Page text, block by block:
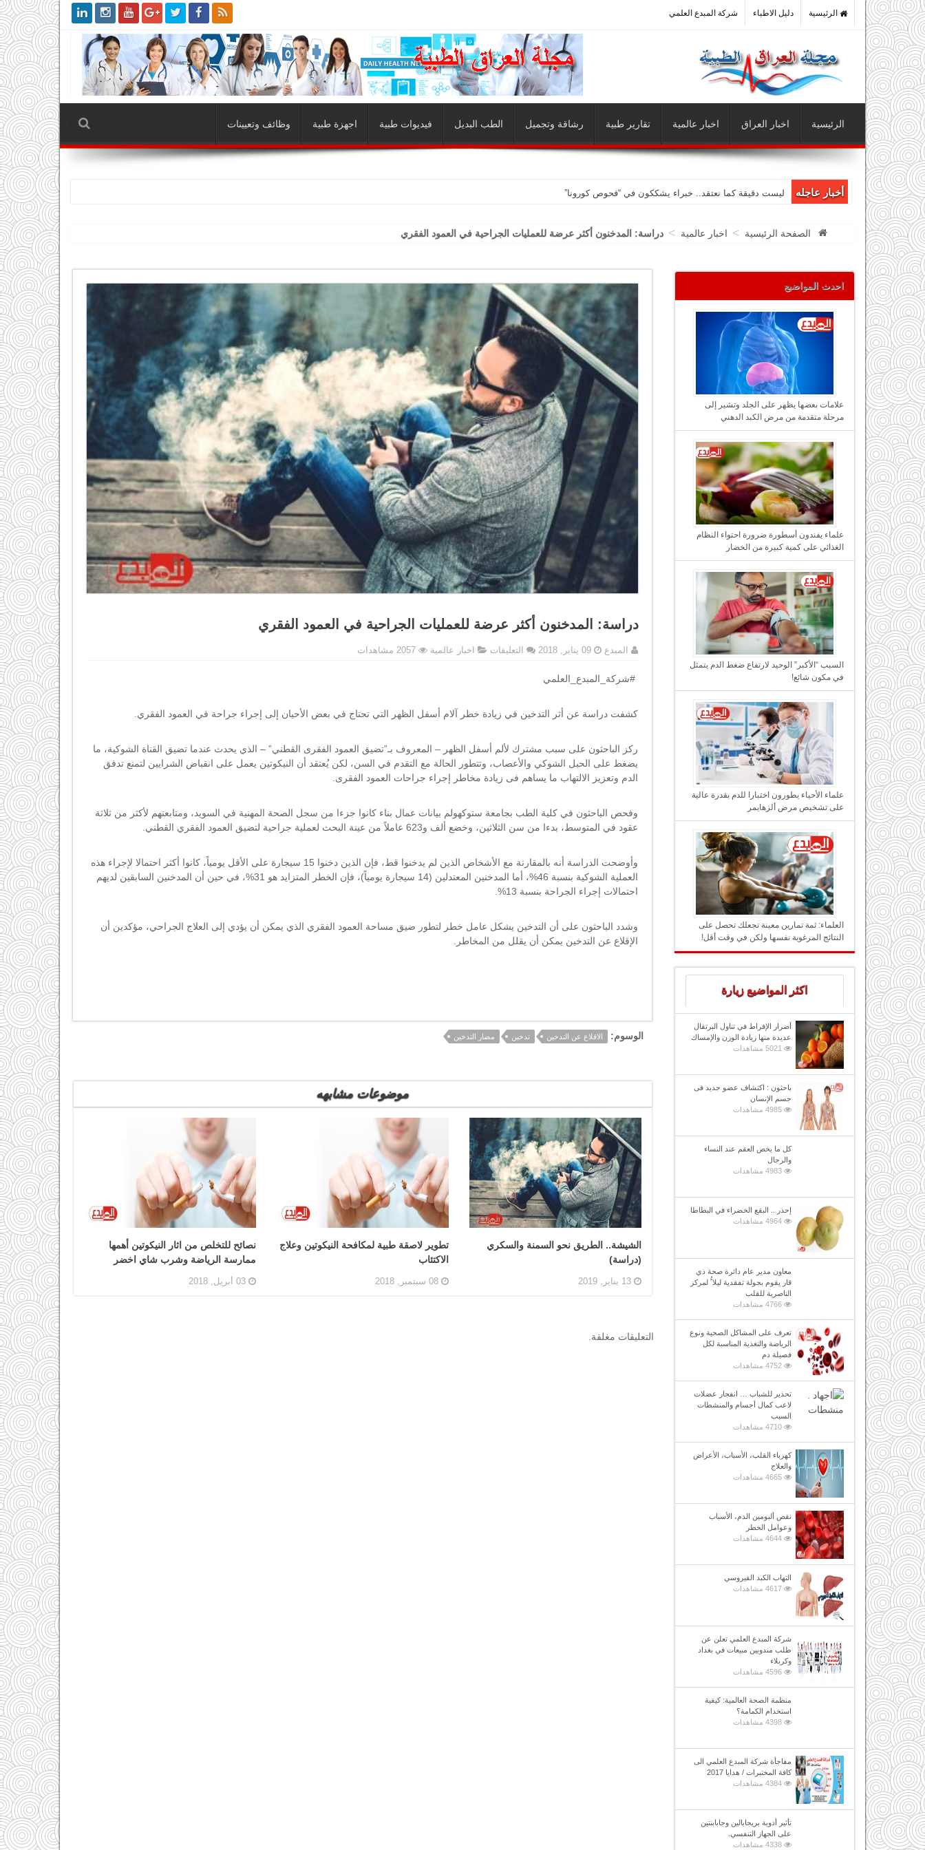
الرئيسية دليل الاطباء شركة المبدع العلمي
الرئيسية اخبار العراق اخبار عالمية تقارير طبية رشاقة وتجميل الطب البديل فيديوات طبية اجهزة طبية وظائف وتعيينات
أخبار عاجله ليست دقيقة كما نعتقد.. خبراء يشككون في “فحوص كورونا”
الصفحة الرئيسية > اخبار عالمية > دراسة: المدخنون أكثر عرضة للعمليات الجراحية في العمود الفقري
دراسة: المدخنون أكثر عرضة للعمليات الجراحية في العمود الفقري
المبدع 09 يناير, 2018 التعليقاتعلى
للعمليات
العمود
الفقري
مغلقة
اخبار عالمية 2057 مشاهدات
.#شركة_المبدع_العلمي
كشفت دراسة عن أثر التدخين في زيادة خطر آلام أسفل الظهر التي تحتاج في بعض الأحيان إلى إجراء جراحة في العمود الفقري.
ركز الباحثون على سبب مشترك لألم أسفل الظهر – المعروف بـ”تضيق العمود الفقرى القطني” – الذي يحدث عندما تضيق القناة الشوكية، ما
يضغط على الحبل الشوكي والأعصاب، وتتطور الحالة مع التقدم في السن، لكن يُعتقد أن النيكوتين يعمل على انقباض الشرايين لتمنع تدفق
الدم وتعزيز الالتهاب ما يساهم فى زيادة مخاطر إجراء جراحات العمود الفقرى.
وفحص الباحثون في كلية الطب بجامعة ستوكهولم بيانات عمال بناء كانوا جزءا من سجل الصحة المهنية في السويد، ومتابعتهم لأكثر من ثلاثة
عقود في المتوسط، بدءا من سن الثلاثين، وخضع ألف و623 عاملاً من عينة البحث لعملية جراحية لتضيق العمود الفقري القطني
.
وأوضحت الدراسة أنه بالمقارنة مع الأشخاص الذين لم يدخنوا قط، فإن الذين دخنوا 15 سيجارة على الأقل يومياً، كانوا أكثر احتمالا لإجراء هذه
العملية الشوكية بنسبة 46%، أما المدخنين المعتدلين (14 سيجارة يومياً)، فإن الخطر المتزايد هو 31%، في حين أن المدخنين السابقين لديهم
احتمالات إجراء الجراحة بنسبة 13%
.
وشدد الباحثون على أن التدخين يشكل عامل خطر لتطور ضيق مساحة العمود الفقري الذي يمكن أن يؤدي إلى العلاج الجراحي، مؤكدين أن
الإقلاع عن التدخين يمكن أن يقلل من المخاطر .
الوسوم: الاقلاع عن التدخين تدخين مضار التدخين
موضوعات مشابهه
الشيشة.. الطريق نحو السمنة والسكري
(دراسة)
13 يناير, 2019
تطوير لاصقة طبية لمكافحة النيكوتين وعلاج
الاكتئاب
08 سبتمبر, 2018
نصائح للتخلص من اثار النيكوتين أهمها
ممارسة الرياضة وشرب شاي اخضر
03 أبريل, 2018
التعليقات مغلقة.
احدث المواضيع
علامات بعضها يظهر على الجلد وتشير إلى
مرحلة متقدمة من مرض الكبد الدهني
علماء يفندون أسطورة ضرورة احتواء النظام
الغذائي على كمية كبيرة من الخضار
السبب “الأكبر” الوحيد لارتفاع ضغط الدم يتمثل
في مكون شائع!
علماء الأحياء يطورون اختبارا للدم بقدرة عالية
على تشخيص مرض ألزهايمر
العلماء: ثمة تمارين معينة تجعلك تحصل على
النتائج المرغوبة نفسها ولكن في وقت أقل!
اكثر المواضيع زيارة
أضرار الإفراط في تناول البرتقال
عديدة منها زيادة الوزن والإمساك
5021 مشاهدات
باحثون : اكتشاف عضو جديد فى
جسم الإنسان
4985 مشاهدات
كل ما يخص العقم عند النساء
والرجال
4983 مشاهدات
إحذر .. البقع الخضراء في البطاطا
4964 مشاهدات
معاون مدير عام دائرة صحة ذي
قار يقوم بجولة تفقدية ليلا ًُ لمركز
الناصرية للقلب
4766 مشاهدات
تعرف على المشاكل الصحية ونوع
الرياضة والتغذية المناسبة لكل
فصيلة دم
4752 مشاهدات
تحذير للشباب … انفجار عضلات
لاعب كمال أجسام والمنشطات
السبب
4710 مشاهدات
كهرباء القلب، الأسباب، الأعراض
والعلاج
4665 مشاهدات
نقص ألبومين الدم، الأسباب
وعوامل الخطر
4644 مشاهدات
التهاب الكبد الفيروسي
4617 مشاهدات
شركة المبدع العلمي تعلن عن
طلب مندوبين مبيعات في بغداد
وكربلاء
4596 مشاهدات
منظمة الصحة العالمية: كيفية
استخدام الكمامة؟
4398 مشاهدات
مفاجأة شركة المبدع العلمي الى
كافة المختبرات / هدايا 2017
4384 مشاهدات
تأثير أدوية بريجابالين وجابابنتين
على الجهاز التنفسي.
4338 مشاهدات